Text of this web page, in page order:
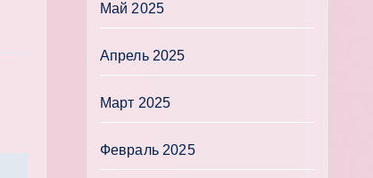
Май 2025
Апрель 2025
Март 2025
Февраль 2025